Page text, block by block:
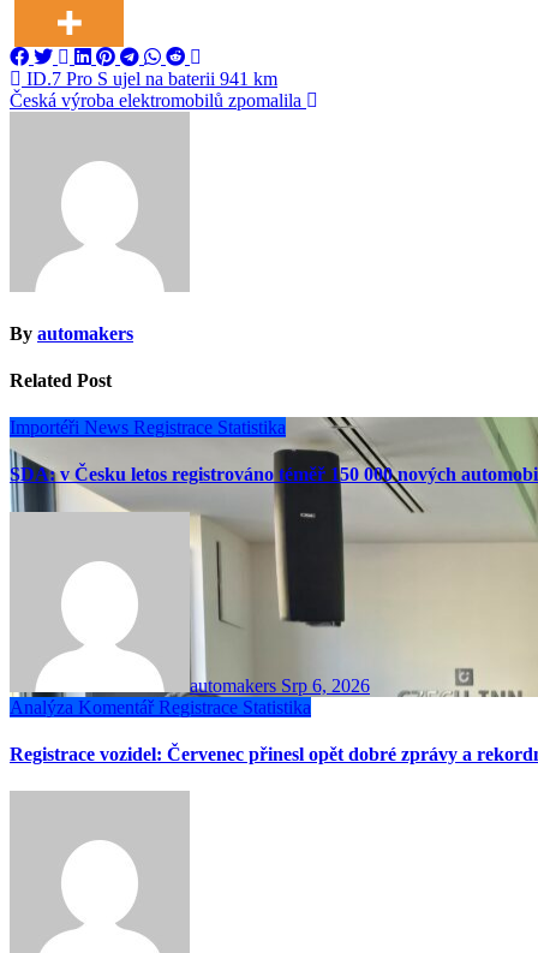
Navigace
pro
ID.7 Pro S ujel na baterii 941 km
Česká výroba elektromobilů zpomalila
By automakers
Related Post
Importéři News Registrace Statistika
SDA: v Česku letos registrováno téměř 150 000 nových
automakers Srp 6, 2026
Analýza Komentář Registrace Statistika
Registrace vozidel: Červenec přinesl opět dobré zprávy a